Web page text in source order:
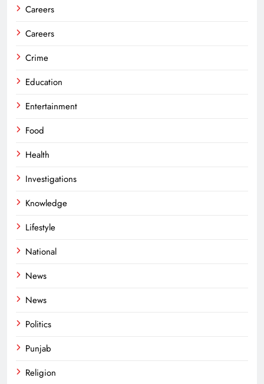
Careers
Careers
Crime
Education
Entertainment
Food
Health
Investigations
Knowledge
Lifestyle
National
News
News
Politics
Punjab
Religion